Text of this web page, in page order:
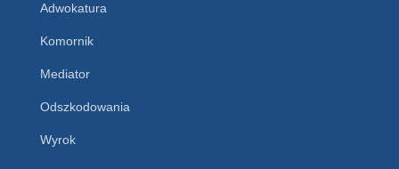
Adwokatura
Komornik
Mediator
Odszkodowania
Wyrok